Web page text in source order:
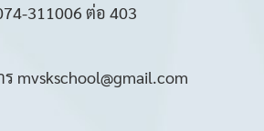
311006 ต่อ 403
mvskschool@gmail.com